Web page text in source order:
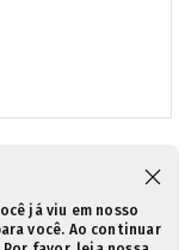
já viu em nosso
você. Ao continuar
PRIVACIDADE